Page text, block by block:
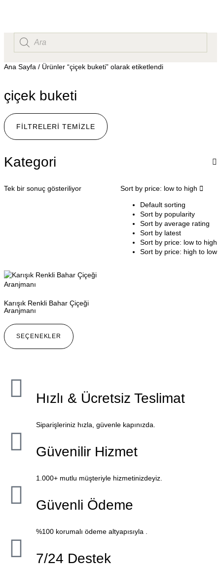
Ana Sayfa / Ürünler “çiçek buketi” olarak etiketlendi
çiçek buketi
FILTRELERI TEMIZLE
Kategori
Tek bir sonuç gösteriliyor Sort by price: low to high
Default sorting
Sort by popularity
Sort by average rating
Sort by latest
Sort by price: low to high
Sort by price: high to low
Karışık Renkli Bahar Çiçeği
Aranjmanı
SEÇENEKLER
Hızlı & Ücretsiz Teslimat
Siparişleriniz hızla, güvenle kapınızda.
Güvenilir Hizmet
1.000+ mutlu müşteriyle hizmetinizdeyiz.
Güvenli Ödeme
%100 korumalı ödeme altyapısıyla .
7/24 Destek